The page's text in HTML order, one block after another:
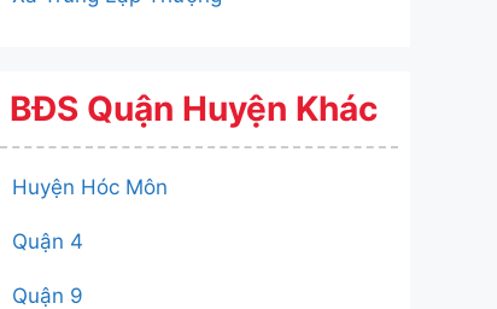
BĐS Quận Huyện Khác
Huyện Hóc Môn
Quận 4
Quận 9